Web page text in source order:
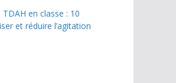
TDAH en classe : 10
et réduire l’agitation